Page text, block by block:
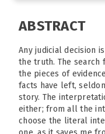
ABSTRACT
Any judicial decision
the truth. The search
the pieces of
facts have left,
story. The
either; from all the
choose the literal